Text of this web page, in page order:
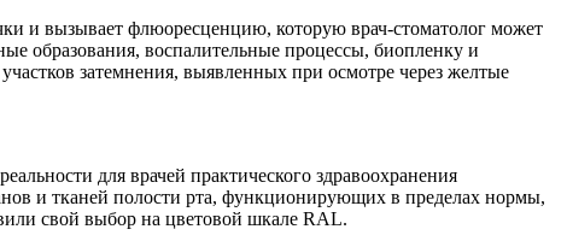
и вызывает флюоресценцию, которую врач-стоматолог может
образования, воспалительные процессы, биопленку и
затемнения, выявленных при осмотре через желтые
для врачей практического здравоохранения
и тканей полости рта, функционирующих в пределах нормы,
свой выбор на цветовой шкале RAL.